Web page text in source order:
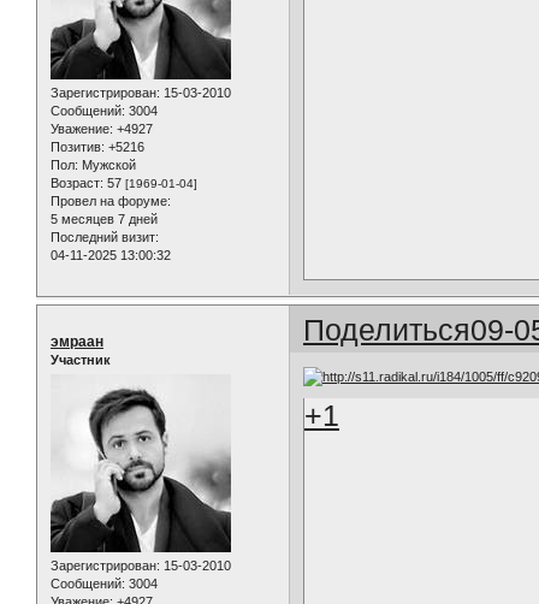
Зарегистрирован: 15-03-2010
Сообщений: 3004
Уважение: +4927
Позитив: +5216
Пол: Мужской
Возраст: 57 [1969-01-04]
Провел на форуме:
5 месяцев 7 дней
Последний визит:
04-11-2025 13:00:32
Поделиться09-
эмраан
Участник
Зарегистрирован: 15-03-2010
Сообщений: 3004
+1